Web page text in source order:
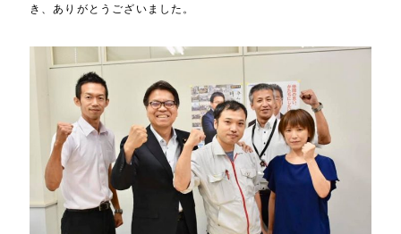
き、ありがとうございました。